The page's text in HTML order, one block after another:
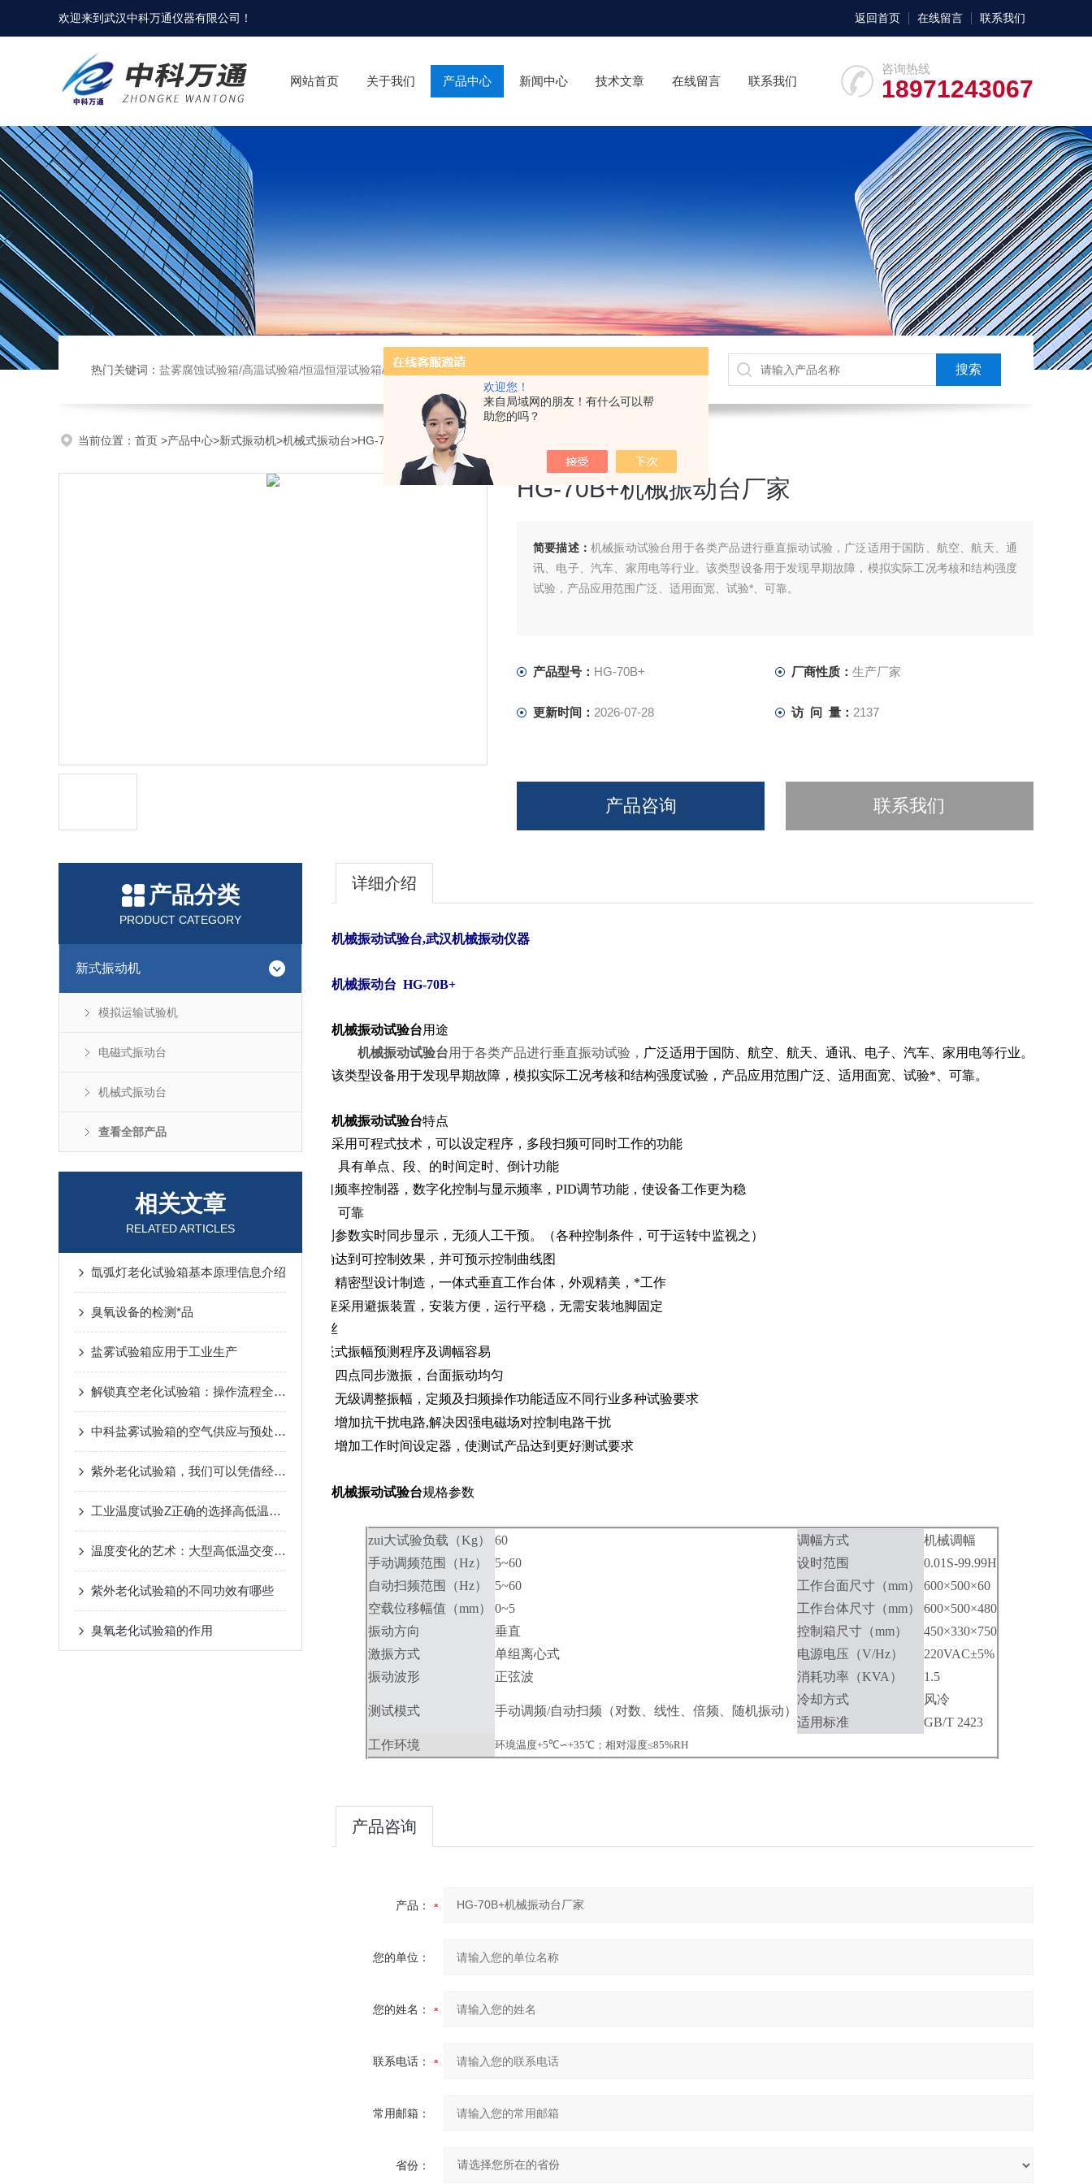
欢迎您！
来自局域网的朋友！有什么可以帮
助您的吗？
欢迎来到武汉中科万通仪器有限公司 ！ 返回首页 在线留言 联系我们
咨询热线
18971243067
网站首页 关于我们 产品中心 新闻中心 技术文章 在线留言 联系我们
热门关键词： 盐雾腐蚀试验箱/高温试验箱/恒温恒湿试验箱/紫外光老化试验箱/鼓风干燥箱/振动试验机/耐臭氧老化试验箱
当前位置： 首页 >产品中心>新式振动机>机械式振动台>HG-70B+HG-70B+机械振动台厂家
HG-70B+机械振动台厂家
简要描述： 机械振动试验台用于各类产品进行垂直振动试验，广泛适用于国防、航空、航天、通
讯、电子、汽车、家用电等行业。该类型设备用于发现早期故障，模拟实际工况考核和结构强度
试验，产品应用范围广泛、适用面宽、试验*、可靠。
产品型号： HG-70B+ 厂商性质： 生产厂家
更新时间： 2026-07-28 访 问 量： 2137
产品咨询 联系我们
产品分类
PRODUCT CATEGORY
新式振动机
模拟运输试验机
电磁式振动台
机械式振动台
查看全部产品
相关文章
RELATED ARTICLES
氙弧灯老化试验箱基本原理信息介绍
臭氧设备的检测*品
盐雾试验箱应用于工业生产
解锁真空老化试验箱：操作流程全解析，一步到位不踩雷
中科盐雾试验箱的空气供应与预处理系统介绍
紫外老化试验箱，我们可以凭借经验感受质量？
工业温度试验Z正确的选择高低温试验箱
温度变化的艺术：大型高低温交变试验箱技术特点全解析
紫外老化试验箱的不同功效有哪些
臭氧老化试验箱的作用
详细介绍
机械振动试验台,武汉机械振动仪器
机械振动台 HG-70B+
机械振动试验台用途
机械振动试验台用于各类产品进行垂直振动试验， 广泛适用于国防、航空、航天、通讯、电子、汽车、家用电等行业。
该类型设备用于发现早期故障，模拟实际工况考核和结构强度试验，产品应用范围广泛、适用面宽、试验*、可靠。
机械振动试验台特点
采用可程式技术， 可以设定程序，多段扫频可同时工作的功能
具有单点、段、的时间定时、倒计功能
进口频率控制器，数字化控制与显示频率， PID调节功能，使设备工作更为稳
定、可靠
控制参数实时同步显示，无须人工干预。（各种控制条件，可于运转中监视之）
精确达到可控制效果，并可预示控制曲线图
精密型设计制造，一体式垂直工作台体，外观精美，*工作
底座采用避振装置，安装方便，运行平稳，无需安装地脚固定
螺丝
内嵌式振幅预测程序及调幅容易
四点同步激振，台面振动均匀
无级调整振幅，定频及扫频操作功能适应不同行业多种试验要求
增加抗干扰电路,解决因强电磁场对控制电路干扰
增加工作时间设定器，使测试产品达到更好测试要求
机械振动试验台规格参数
zui大试验负载 （Kg） 60 调幅方式
机械调幅
手动调频范围
（Hz） 5~60 设时范围
0.01S-99.99H
自动扫频范围
（Hz） 5~60 工作台面尺寸 （mm） 600×500×60
空载位移幅值 （mm） 0~5 工作台体尺寸 （mm）
600×500×480
振动方向
垂直 控制箱尺寸 （mm）
450×330×750
激振方式
单组离心式 电源电压 （V/Hz）
220VAC±5%
振动波形
正弦波 消耗功率 （KVA） 1.5
测试模式 手动调频/自动扫频（对数、线性、倍频、随机振动）
冷却方式
风冷
适用标准
GB/T 2423
工作环境
环境温度+5℃∽+35℃； 相对湿度≤85%RH
产品咨询
产品：
您的单位：
您的姓名：
联系电话：
常用邮箱：
省份：